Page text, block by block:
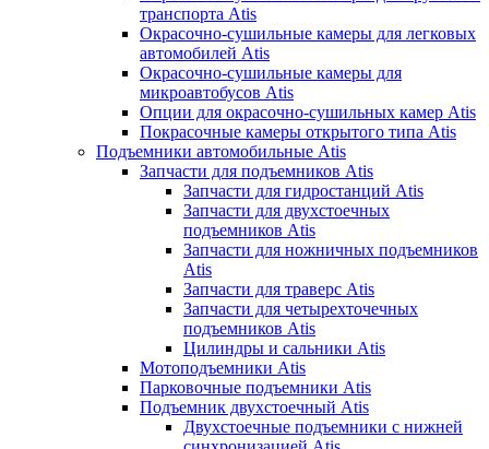
транспорта Atis
Окрасочно-сушильные камеры для легковых
автомобилей Atis
Окрасочно-сушильные камеры для
микроавтобусов Atis
Опции для окрасочно-сушильных камер Atis
Покрасочные камеры открытого типа Atis
Подъемники автомобильные Atis
Запчасти для подъемников Atis
Запчасти для гидростанций Atis
Запчасти для двухстоечных
подъемников Atis
Запчасти для ножничных подъемников
Atis
Запчасти для траверс Atis
Запчасти для четырехточечных
подъемников Atis
Цилиндры и сальники Atis
Мотоподъемники Atis
Парковочные подъемники Atis
Подъемник двухстоечный Atis
Двухстоечные подъемники с нижней